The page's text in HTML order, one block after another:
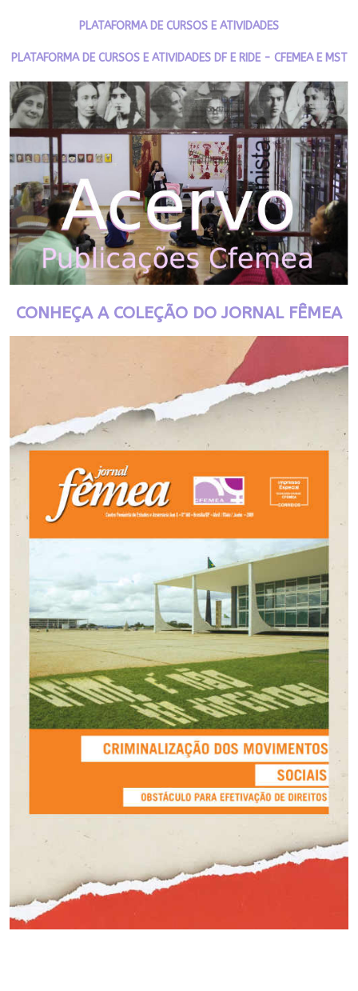
PLATAFORMA DE CURSOS E ATIVIDADES
PLATAFORMA DE CURSOS E ATIVIDADES DF E RIDE - CFEMEA E MST
CONHEÇA A COLEÇÃO DO JORNAL FÊMEA